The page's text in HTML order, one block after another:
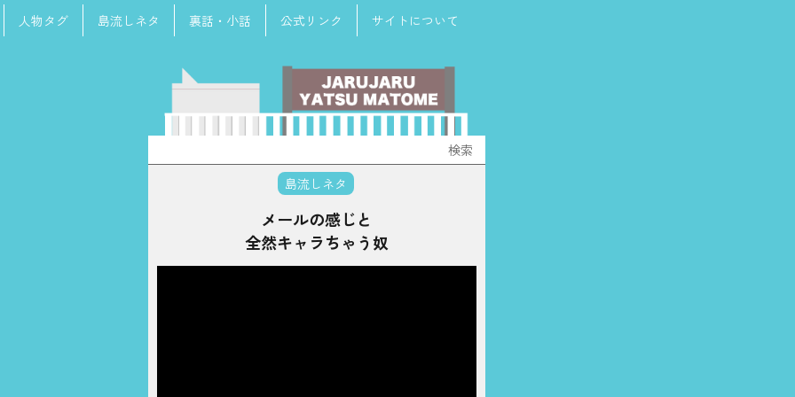
人物タグ 島流しネタ 裏話・小話 公式リンク サイトについて
索:
島流しネタ
メールの感じと
全然キャラちゃう奴